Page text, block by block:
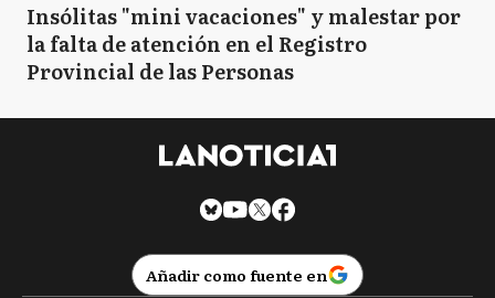
Insólitas "mini vacaciones" y malestar por
la falta de atención en el Registro
Provincial de las Personas
Añadir como fuente en